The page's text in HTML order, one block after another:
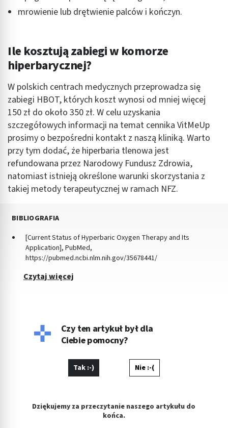
mrowienie lub drętwienie palców i kończyn.
Ile kosztują zabiegi w komorze
hiperbarycznej?
W polskich centrach medycznych przeprowadza się
zabiegi HBOT, których koszt wynosi od mniej więcej
150 zł do około 350 zł. W celu uzyskania
szczegółowych informacji na temat cennika VitMeUp
prosimy o bezpośredni kontakt z naszą kliniką. Warto
przy tym dodać, że hiperbaria tlenowa jest
refundowana przez Narodowy Fundusz Zdrowia,
natomiast istnieją określone warunki skorzystania z
takiej metody terapeutycznej w ramach NFZ.
BIBLIOGRAFIA
[Current Status of Hyperbaric Oxygen Therapy and Its
Application], PubMed,
https://pubmed.ncbi.nlm.nih.gov/35678441/
Czytaj więcej
Czy ten artykuł był dla
Ciebie pomocny?
Tak :-) Nie :-(
Dziękujemy za przeczytanie naszego artykułu do
końca.